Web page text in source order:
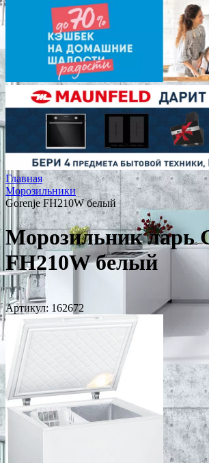
Главная
Морозильники
Gorenje FH210W белый
Морозильник ларь
FH210W белый
Артикул: 162672